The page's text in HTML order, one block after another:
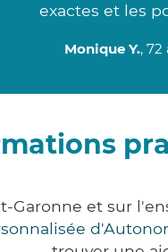
exactes et les
Monique Y.,
et sur